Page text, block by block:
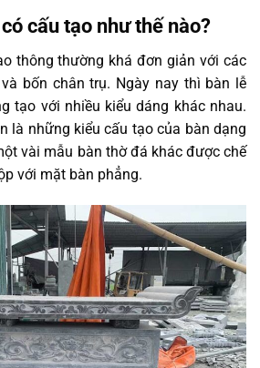
cấu tạo như thế nào?
thông thường khá đơn giản với các
bốn chân trụ. Ngày nay thì bàn lễ
tạo với nhiều kiểu dáng khác nhau.
là những kiểu cấu tạo của bàn dạng
vài mẫu bàn thờ đá khác được chế
với mặt bàn phẳng.